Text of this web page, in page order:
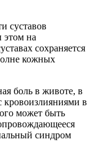
суставов
этом на
сохраняется
кожных
боль в животе, в
кровоизлияниями в
может быть
синдром